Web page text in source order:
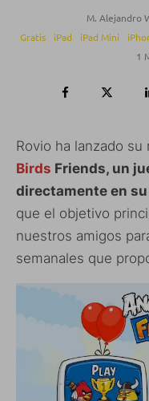
M. Alejandro
Gratis
iPad iPad Mini
1
Rovio ha lanzado su
Birds Friends, un
directamente en
que el objetivo
nuestros amigos
semanales que